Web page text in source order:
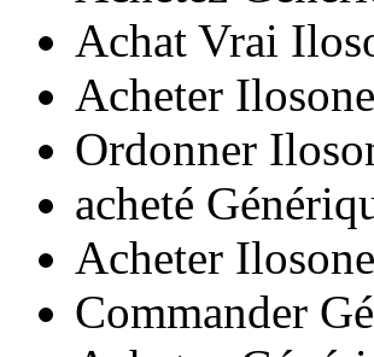
Achat Vrai
Acheter
Ordonner
acheté
Acheter
Commander